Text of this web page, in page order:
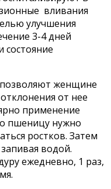
вливания
улучшения
3-4 дней
состояние
женщине
от нее
применение
пшеницу нужно
ростков. Затем
водой.
ежедневно, 1 раз,